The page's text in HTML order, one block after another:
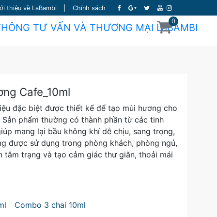
thiệu về LaBambi
Chính sách
0
Cafe_10ml
đặc biệt được thiết kế để tạo mùi hương cho
phẩm thường có thành phần từ các tinh
mang lại bầu không khí dễ chịu, sang trọng,
được sử dụng trong phòng khách, phòng ngủ,
tâm trạng và tạo cảm giác thư giãn, thoải mái
Combo 3 chai 10ml